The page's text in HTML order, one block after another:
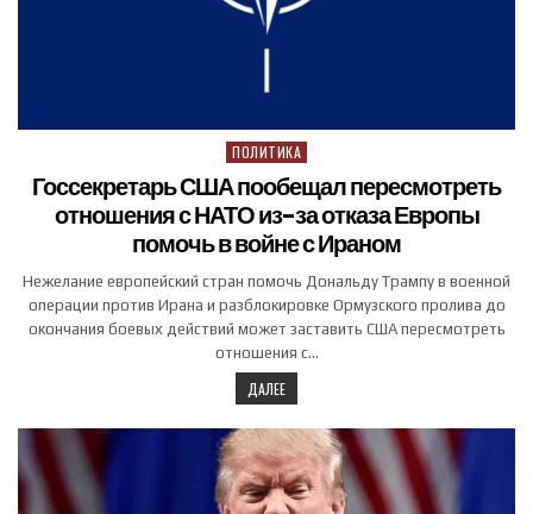
Posted in
ПОЛИТИКА
Госсекретарь США пообещал пересмотреть
отношения с НАТО из-за отказа Европы
помочь в войне с Ираном
Нежелание европейский стран помочь Дональду Трампу в военной
операции против Ирана и разблокировке Ормузского пролива до
окончания боевых действий может заставить США пересмотреть
отношения с…
ДАЛЕЕ